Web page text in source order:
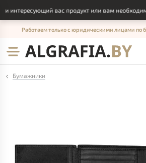
интересующий вас продукт или вам
Работаем только с юридическими лицами по
Бумажники